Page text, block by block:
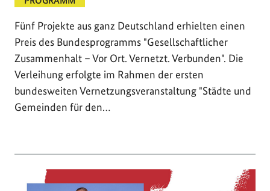
Fünf Projekte aus ganz Deutschland erhielten einen
Preis des Bundesprogramms "Gesellschaftlicher
Zusammenhalt – Vor Ort. Vernetzt. Verbunden". Die
Verleihung erfolgte im Rahmen der ersten
bundesweiten Vernetzungsveranstaltung "Städte und
Gemeinden für den…